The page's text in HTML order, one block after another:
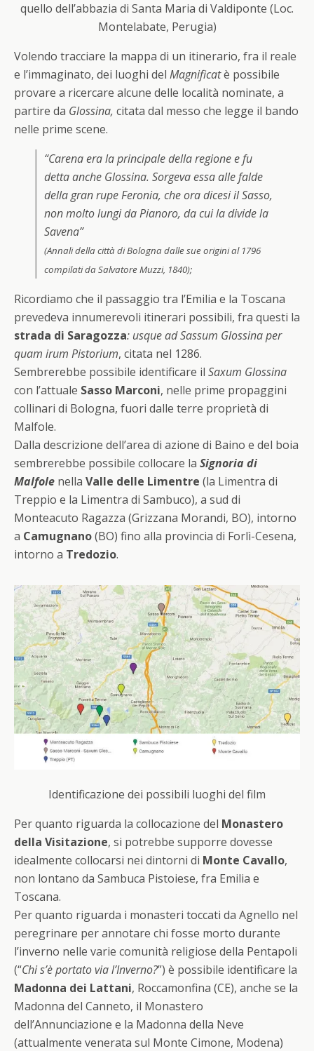
quello dell’abbazia di Santa Maria di Valdiponte (Loc.
Montelabate, Perugia)
Volendo tracciare la mappa di un itinerario, fra il reale
e l’immaginato, dei luoghi del Magnificatè possibile
provare a ricercare alcune delle località nominate, a
partire da Glossina, citata dal messo che legge il bando
nelle prime scene.
“Carenaera la principale della regione e fu
detta anche Glossina. Sorgeva essa alle falde
della gran rupeFeronia, che ora dicesi ilSasso,
non molto lungi da Pianoro, da cui la divide la
Savena”
(Annali della città di Bologna dalle sue origini al 1796
compilati da Salvatore Muzzi, 1840);
Ricordiamo che il passaggio tra l’Emilia e la Toscana
prevedeva innumerevoli itinerari possibili, fra questi la
strada di Saragozza: usque ad Sassum Glossina per
quam irum Pistorium, citata nel 1286.
Sembrerebbe possibile identificare il Saxum Glossina
con l’attuale Sasso Marconi, nelle prime propaggini
collinari di Bologna, fuori dalle terre proprietà di
Malfole.
Dalla descrizione dell’area di azione di Baino e del boia
sembrerebbe possibile collocare la Signoria di
Malfole nella Valle delle Limentre (la Limentra di
Treppio e la Limentra di Sambuco), a sud di
Monteacuto Ragazza (Grizzana Morandi, BO), intorno
a Camugnano(BO) fino alla provincia di Forlì-Cesena,
intorno a Tredozio.
Identificazione dei possibili luoghi del film
Per quanto riguarda la collocazione del Monastero
della Visitazione, si potrebbe supporre dovesse
idealmente collocarsi nei dintorni di Monte Cavallo,
non lontano da Sambuca Pistoiese, fra Emilia e
Toscana.
Per quanto riguarda i monasteri toccati da Agnello nel
peregrinare per annotare chi fosse morto durante
l’inverno nelle varie comunità religiose della Pentapoli
(“Chi s’è portato via l’Inverno?”) è possibile identificare la
Madonna dei Lattani, Roccamonfina (CE), anche se la
Madonna del Canneto, il Monastero
dell’Annunciazione e la Madonna della Neve
(attualmente venerata sul Monte Cimone, Modena)